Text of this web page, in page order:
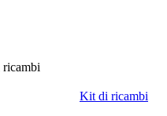
Kit di ricambi